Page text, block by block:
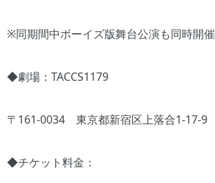
※同期間中ボーイズ版舞台公演も同時開催
◆劇場：TACCS1179
〒161-0034 東京都新宿区上落合1-17-9
◆チケット料金：